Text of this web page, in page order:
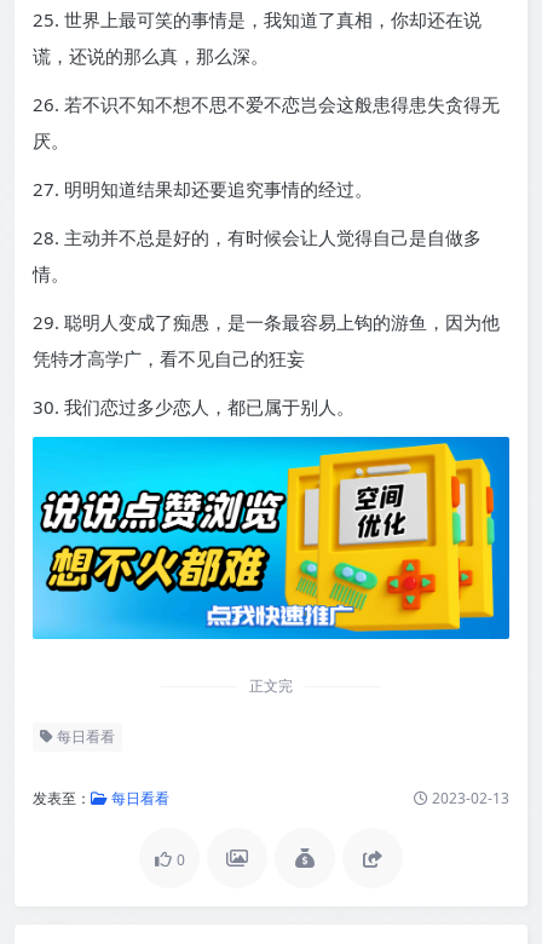
25. 世界上最可笑的事情是，我知道了真相，你却还在说
谎，还说的那么真，那么深。
26. 若不识不知不想不思不爱不恋岂会这般患得患失贪得无
厌。
27. 明明知道结果却还要追究事情的经过。
28. 主动并不总是好的，有时候会让人觉得自己是自做多
情。
29. 聪明人变成了痴愚，是一条最容易上钩的游鱼，因为他
凭特才高学广，看不见自己的狂妄
30. 我们恋过多少恋人，都已属于别人。
正文完
每日看看
发表至： 每日看看 2023-02-13
0